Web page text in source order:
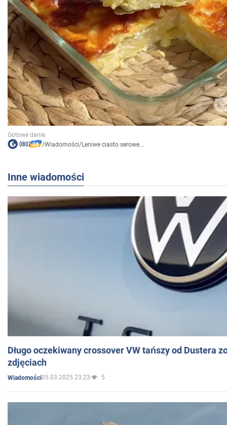
/Wiadomości/Leniwe ciasto serowe...
Inne wiadomości
Długo oczekiwany crossover VW tańszy od Dustera
zdjęciach
Wiadomości05.03.2025 23:23 5